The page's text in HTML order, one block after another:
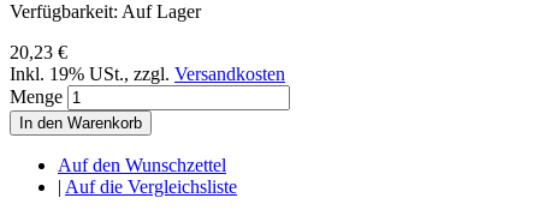
Verfügbarkeit: Auf Lager
20,23 €
Inkl. 19% USt., zzgl. Versandkosten
Menge
In den Warenkorb
Auf den Wunschzettel
| Auf die Vergleichsliste